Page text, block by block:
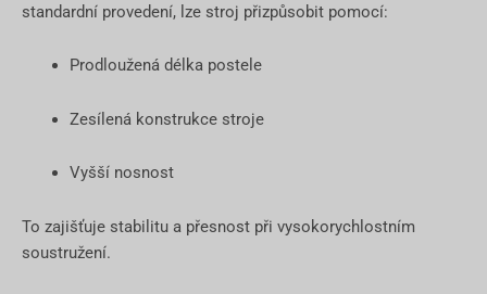
standardní provedení, lze stroj přizpůsobit pomocí:
Prodloužená délka postele
Zesílená konstrukce stroje
Vyšší nosnost
To zajišťuje stabilitu a přesnost při vysokorychlostním
soustružení.